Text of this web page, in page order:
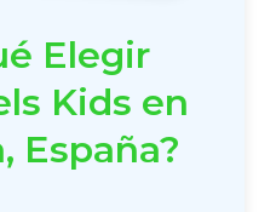
Elegir
Kids en
España?